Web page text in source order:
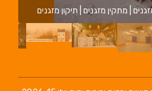
| מתקין מזגנים | תיקון מזגנים